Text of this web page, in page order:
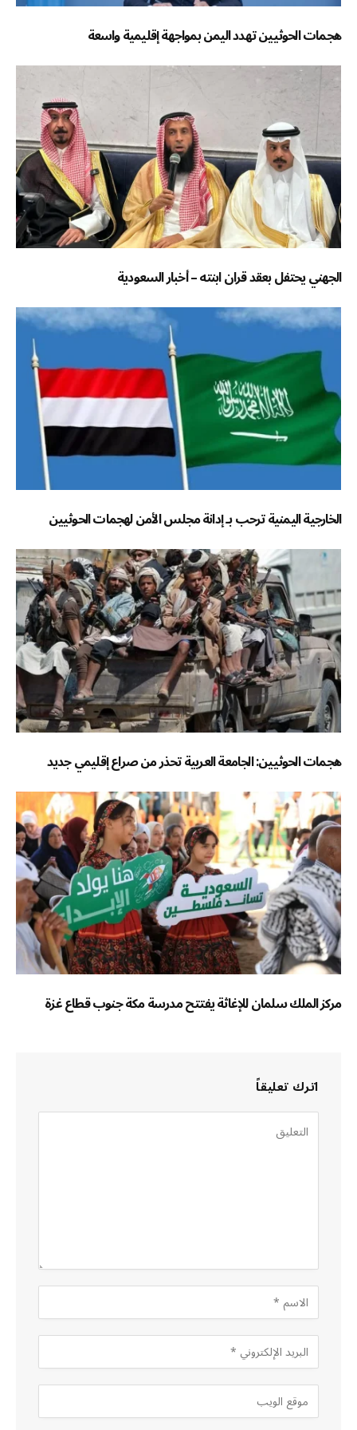
هجمات الحوثيين تهدد اليمن بمواجهة إقليمية واسعة
الجهني يحتفل بعقد قران ابنته – أخبار السعودية
الخارجية اليمنية ترحب بـ إدانة مجلس الأمن لهجمات الحوثيين
هجمات الحوثيين: الجامعة العربية تحذر من صراع إقليمي جديد
مركز الملك سلمان للإغاثة يفتتح مدرسة مكة جنوب قطاع غزة
اترك تعليقاً